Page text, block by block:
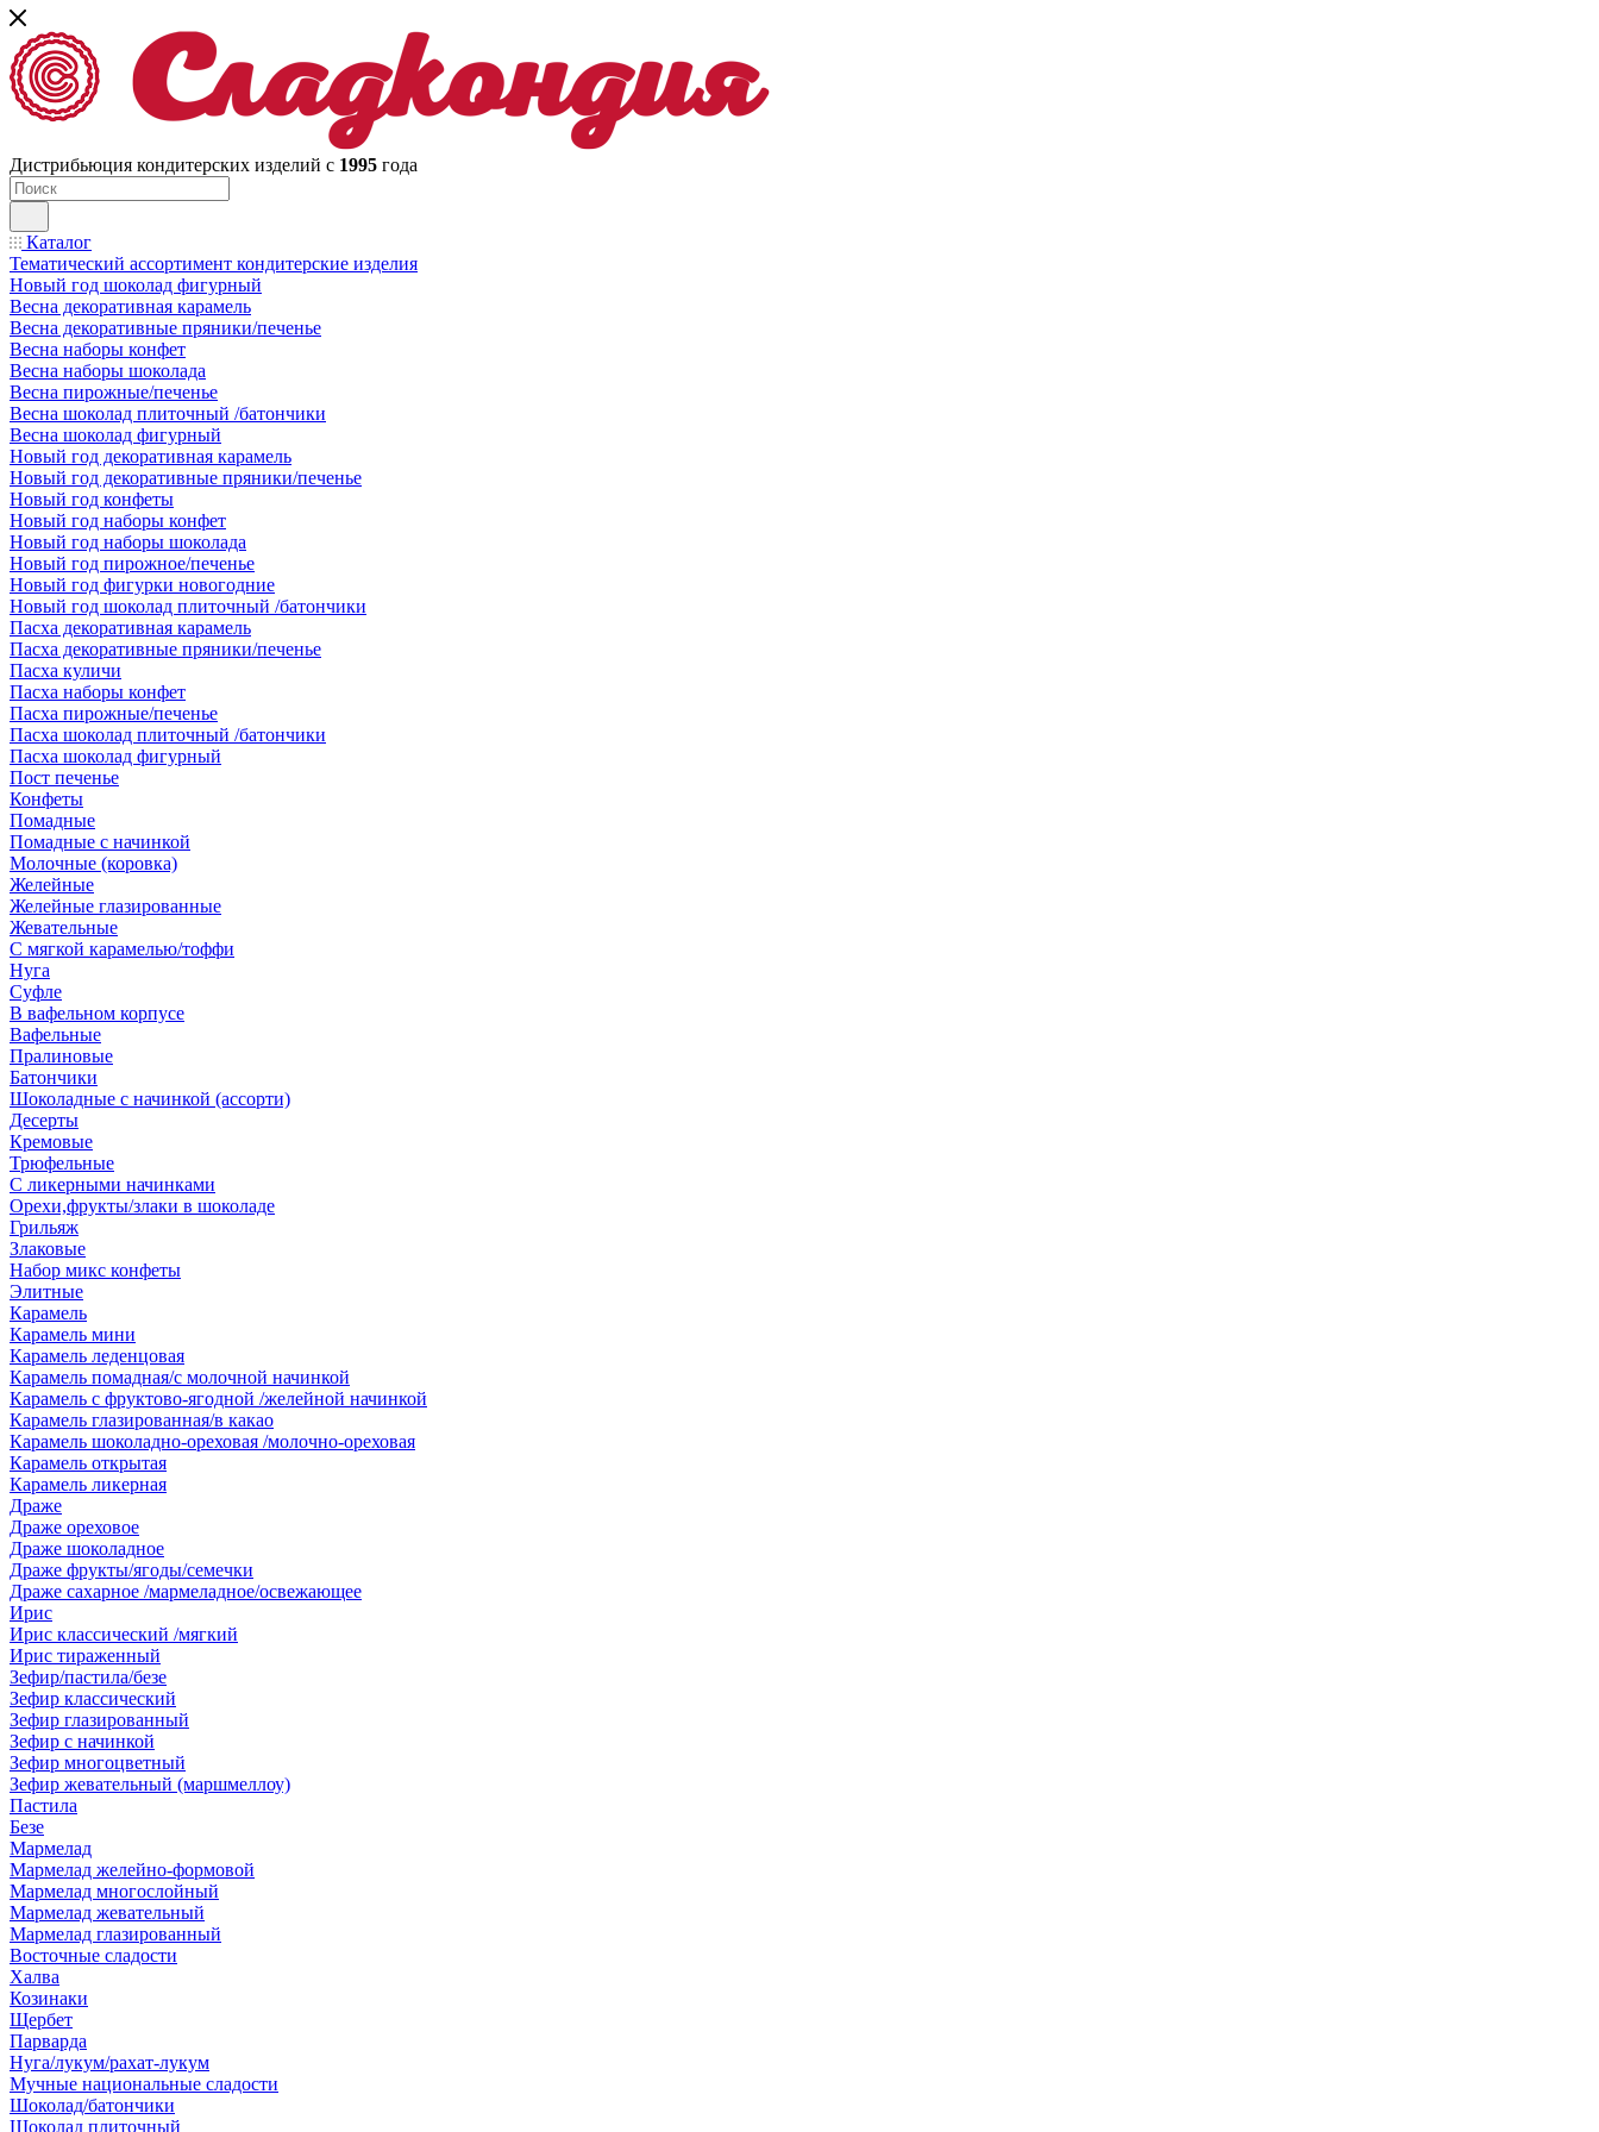
Дистрибьюция кондитерских изделий с 1995 года
Каталог
Тематический ассортимент кондитерские изделия
Новый год шоколад фигурный
Весна декоративная карамель
Весна декоративные пряники/печенье
Весна наборы конфет
Весна наборы шоколада
Весна пирожные/печенье
Весна шоколад плиточный /батончики
Весна шоколад фигурный
Новый год декоративная карамель
Новый год декоративные пряники/печенье
Новый год конфеты
Новый год наборы конфет
Новый год наборы шоколада
Новый год пирожное/печенье
Новый год фигурки новогодние
Новый год шоколад плиточный /батончики
Пасха декоративная карамель
Пасха декоративные пряники/печенье
Пасха куличи
Пасха наборы конфет
Пасха пирожные/печенье
Пасха шоколад плиточный /батончики
Пасха шоколад фигурный
Пост печенье
Конфеты
Помадные
Помадные с начинкой
Молочные (коровка)
Желейные
Желейные глазированные
Жевательные
С мягкой карамелью/тоффи
Нуга
Суфле
В вафельном корпусе
Вафельные
Пралиновые
Батончики
Шоколадные с начинкой (ассорти)
Десерты
Кремовые
Трюфельные
С ликерными начинками
Орехи,фрукты/злаки в шоколаде
Грильяж
Злаковые
Набор микс конфеты
Элитные
Карамель
Карамель мини
Карамель леденцовая
Карамель помадная/с молочной начинкой
Карамель с фруктово-ягодной /желейной начинкой
Карамель глазированная/в какао
Карамель шоколадно-ореховая /молочно-ореховая
Карамель открытая
Карамель ликерная
Драже
Драже ореховое
Драже шоколадное
Драже фрукты/ягоды/семечки
Драже сахарное /мармеладное/освежающее
Ирис
Ирис классический /мягкий
Ирис тираженный
Зефир/пастила/безе
Зефир классический
Зефир глазированный
Зефир с начинкой
Зефир многоцветный
Зефир жевательный (маршмеллоу)
Пастила
Безе
Мармелад
Мармелад желейно-формовой
Мармелад многослойный
Мармелад жевательный
Мармелад глазированный
Восточные сладости
Халва
Козинаки
Щербет
Парварда
Нуга/лукум/рахат-лукум
Мучные национальные сладости
Шоколад/батончики
Шоколад плиточный